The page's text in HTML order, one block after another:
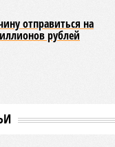
отправиться на
рублей